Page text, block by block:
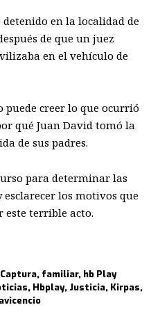
detenido en la localidad de
de que un juez
en el vehículo de
creer lo que ocurrió
qué Juan David tomó la
de sus padres.
para determinar las
los motivos que
este terrible acto.
Captura, familiar, hb Play
, Hbplay, Justicia, Kirpas,